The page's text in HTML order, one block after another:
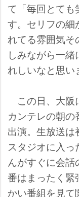
て「毎回とても
す。セリフの細
れてる雰囲気
しみながら一
れしいなと思い
この日、大阪
カンテレの朝の
出演。生放送は
スタジオに入
んがすぐに会
番はまったく緊
かい番組を見て